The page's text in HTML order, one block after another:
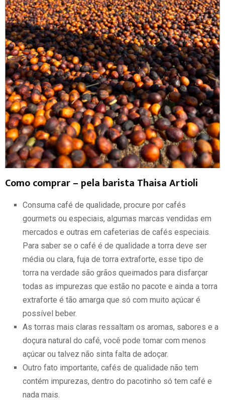
Como comprar – pela barista Thaisa Artioli
Consuma café de qualidade, procure por cafés
gourmets ou especiais, algumas marcas vendidas em
mercados e outras em cafeterias de cafés especiais.
Para saber se o café é de qualidade a torra deve ser
média ou clara, fuja de torra extraforte, esse tipo de
torra na verdade são grãos queimados para disfarçar
todas as impurezas que estão no pacote e ainda a torra
extraforte é tão amarga que só com muito açúcar é
possível beber.
As torras mais claras ressaltam os aromas, sabores e a
doçura natural do café, você pode tomar com menos
açúcar ou talvez não sinta falta de adoçar.
Outro fato importante, cafés de qualidade não tem
contém impurezas, dentro do pacotinho só tem café e
nada mais.